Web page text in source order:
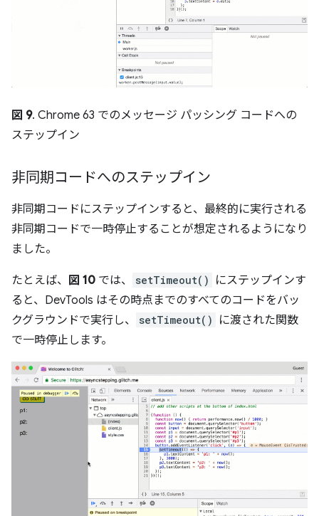
図 9. Chrome 63 でのメッセージ パッシング コードへの
ステップイン
非同期コードへのステップイン
非同期コードにステップインすると、最終的に実行される
非同期コードで一時停止することが想定されるようになり
ました。
たとえば、 図 10 では、 setTimeout()
にステップインす
ると、DevTools はその時点までのすべてのコードをバッ
クグラウンドで実行し、
setTimeout()
に渡された関数
で一時停止します。